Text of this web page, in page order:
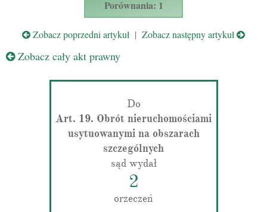
Porównania: 1
Zobacz poprzedni artykuł | Zobacz następny artykuł
Zobacz cały akt prawny
Do
Art. 19. Obrót nieruchomościami
usytuowanymi na obszarach
szczególnych
sąd wydał
2
orzeczeń